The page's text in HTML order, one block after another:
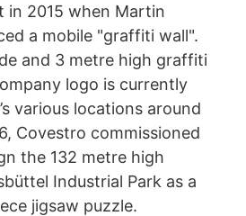
in 2015 when Martin
a mobile "graffiti wall".
and 3 metre high graffiti
logo is currently
various locations around
Covestro commissioned
the 132 metre high
Industrial Park as a
jigsaw puzzle.